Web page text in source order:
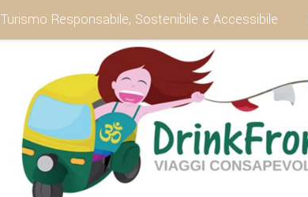
Turismo Responsabile, Sostenibile e Accessibile